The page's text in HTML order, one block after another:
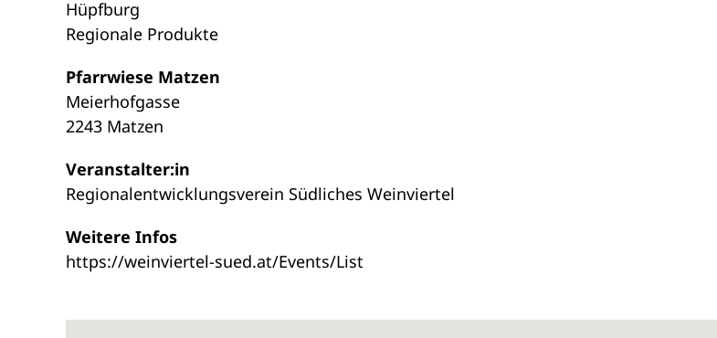
Hüpfburg
Regionale Produkte
Pfarrwiese Matzen
Meierhofgasse
2243 Matzen
Veranstalter:in
Regionalentwicklungsverein Südliches Weinviertel
Weitere Infos
https://weinviertel-sued.at/Events/List